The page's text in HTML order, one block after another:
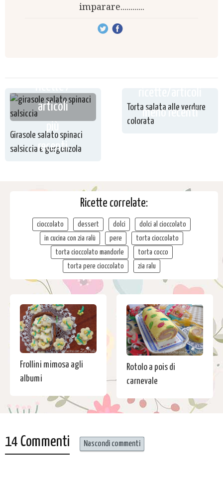
imparare............
articoli
recenti
Girasole salato spinaci
salsiccia e gorgonzola
meno recenti
Torta salata alle verdure
colorata
Ricette correlate:
cioccolato dessert dolci
dolci al cioccolato
in cucina con zia ralù
pere
torta cioccolato
torta cioccolato mandorle
torta cocco
torta pere cioccolato
zia ralu
Frollini mimosa agli
albumi
Rotolo a pois di
carnevale
14 Commenti Nascondi commenti